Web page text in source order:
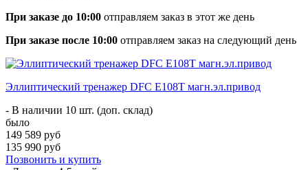
При заказе до 10:00 отправляем заказ в этот же день
При заказе после 10:00 отправляем заказ на следующий день
Эллиптический тренажер DFC E108T магн.эл.привод
- В наличии 10 шт. (доп. склад)
было
149 589 руб
135 990 руб
Позвонить и купить